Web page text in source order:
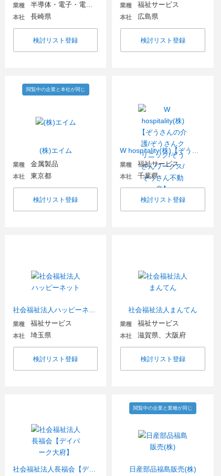
業種
本社 長崎県
検討リスト登録
業種 福祉サービス
本社 広島県
検討リスト登録
(株)エイム
閲覧中の企業と本社が同じ
業種 金属製品
本社 東京都
検討リスト登録
業種 福祉サービス
本社 千葉県
検討リスト登録
業種 福祉サービス
本社 埼玉県
検討リスト登録
社会福祉法人まんてん
業種 福祉サービス
本社 滋賀県、大阪府
検討リスト登録
社会福祉法人長福会【デイパーク大府】 日産部品福島販売(株)
閲覧中の企業と業種が同じ